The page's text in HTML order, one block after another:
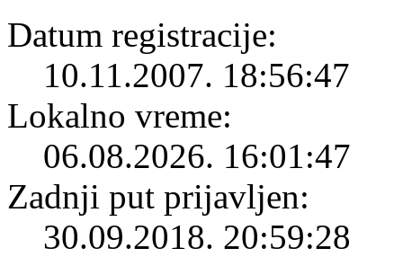
Datum registracije:
10.11.2007. 18:56:47
Lokalno vreme:
06.08.2026. 16:01:47
Zadnji put prijavljen:
30.09.2018. 20:59:28